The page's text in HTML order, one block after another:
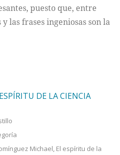
puesto que, entre
las frases ingeniosas son la
DE LA CIENCIA
Michael, El espíritu de la